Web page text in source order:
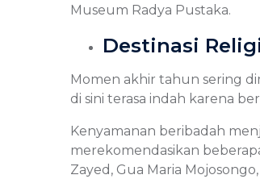
Museum Radya Pustaka.
Destinasi
Momen akhir tahun sering
di sini terasa indah karena
Kenyamanan beribadah
merekomendasikan
Zayed, Gua Maria